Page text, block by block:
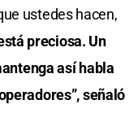
ustedes hacen,
preciosa. Un
así habla
señaló